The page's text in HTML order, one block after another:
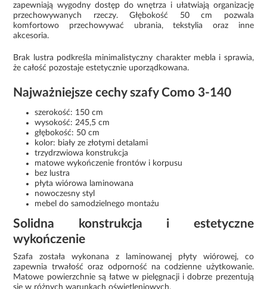
zapewniają wygodny dostęp do wnętrza i ułatwiają organizację
przechowywanych rzeczy. Głębokość 50 cm pozwala
komfortowo przechowywać ubrania, tekstylia oraz inne
akcesoria.
Brak lustra podkreśla minimalistyczny charakter mebla i sprawia,
że całość pozostaje estetycznie uporządkowana.
Najważniejsze cechy szafy Como 3-140
szerokość: 150 cm
wysokość: 245,5 cm
głębokość: 50 cm
kolor: biały ze złotymi detalami
trzydrzwiowa konstrukcja
matowe wykończenie frontów i korpusu
bez lustra
płyta wiórowa laminowana
nowoczesny styl
mebel do samodzielnego montażu
Solidna konstrukcja i estetyczne
wykończenie
Szafa została wykonana z laminowanej płyty wiórowej, co
zapewnia trwałość oraz odporność na codzienne użytkowanie.
Matowe powierzchnie są łatwe w pielęgnacji i dobrze prezentują
się w różnych warunkach oświetleniowych.